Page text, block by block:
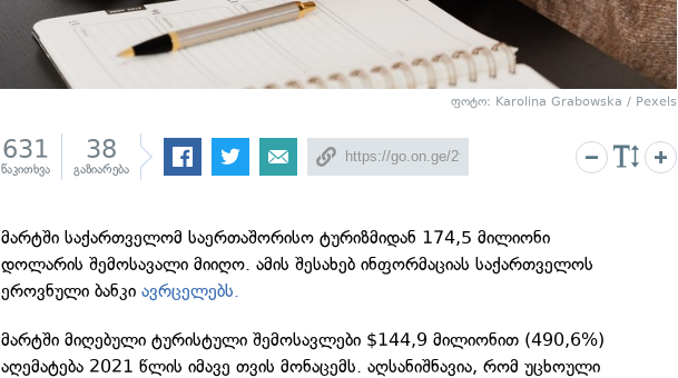
ფოტო: Karolina Grabowska / Pexels
631
წაკითხვა
38
გაზიარება
მარტში საქართველომ საერთაშორისო ტურიზმიდან 174,5 მილიონი
დოლარის შემოსავალი მიიღო. ამის შესახებ ინფორმაციას საქართველოს
ეროვნული ბანკიავრცელებს.
მარტში მიღებული ტურისტული შემოსავლები $144,9 მილიონით (490,6%)
აღემატება 2021 წლის იმავე თვის მონაცემს. აღსანიშნავია, რომ უცხოული